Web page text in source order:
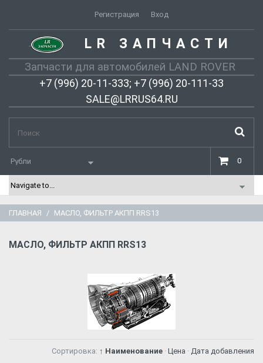
Регистрация Вход
- LR ЗАПЧАСТИ
Запчасти для автомобилей LAND ROVER
+7 (996) 20-11-333; +7 (996) 20-111-33
SALE@LRRUS64.RU
0
ГЛАВНАЯ МАСЛО, ФИЛЬТР АКПП RRS13
МАСЛО, ФИЛЬТР АКПП RRS13
Сортировка: ↑ Наименование · Цена · Дата добавления